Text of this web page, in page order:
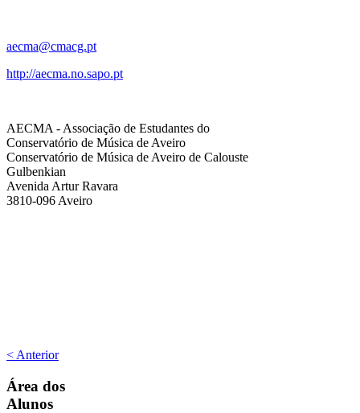
aecma@cmacg.pt
http://aecma.no.sapo.pt
AECMA - Associação de Estudantes do
Conservatório de Música de Aveiro
Conservatório de Música de Aveiro de Calouste
Gulbenkian
Avenida Artur Ravara
3810-096 Aveiro
< Anterior
Área dos
Alunos